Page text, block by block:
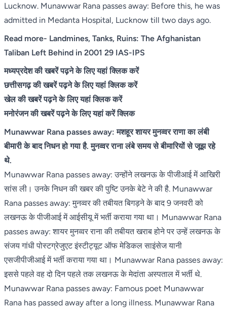
Lucknow. Munawwar Rana passes away: Before this, he was
admitted in Medanta Hospital, Lucknow till two days ago.
Read more- Landmines, Tanks, Ruins: The Afghanistan
Taliban Left Behind in 2001 29 IAS-IPS
मध्यप्रदेश की खबरें पढ़ने के लिए यहां क्लिक करें
छत्तीसगढ़ की खबरें पढ़ने के लिए यहां क्लिक करें
खेल की खबरें पढ़ने के लिए यहां क्लिक करें
मनोरंजन की खबरें पढ़ने के लिए यहां करें क्लिक
Munawwar Rana passes away: मशहूर शायर मुनव्वर राणा का लंबी
बीमारी के बाद निधन हो गया है. मुनव्वर राना लंबे समय से बीमारियों से जूझ रहे
थे.
Munawwar Rana passes away: उन्होंने लखनऊ के पीजीआई में आखिरी
सांस ली। उनके निधन की खबर की पुष्टि उनके बेटे ने की है. Munawwar
Rana passes away: मुनव्वर की तबीयत बिगड़ने के बाद 9 जनवरी को
लखनऊ के पीजीआई में आईसीयू में भर्ती कराया गया था। Munawwar Rana
passes away: शायर मुनव्वर राना की तबीयत खराब होने पर उन्हें लखनऊ के
संजय गांधी पोस्टग्रेजुएट इंस्टीट्यूट ऑफ मेडिकल साइंसेज यानी
एसजीपीजीआई में भर्ती कराया गया था। Munawwar Rana passes away:
इससे पहले वह दो दिन पहले तक लखनऊ के मेदांता अस्पताल में भर्ती थे.
Munawwar Rana passes away: Famous poet Munawwar
Rana has passed away after a long illness. Munawwar Rana